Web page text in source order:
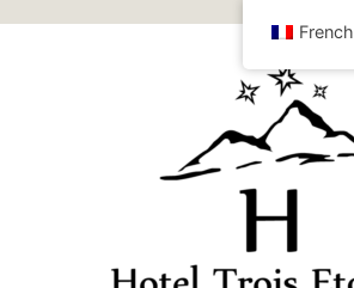
French